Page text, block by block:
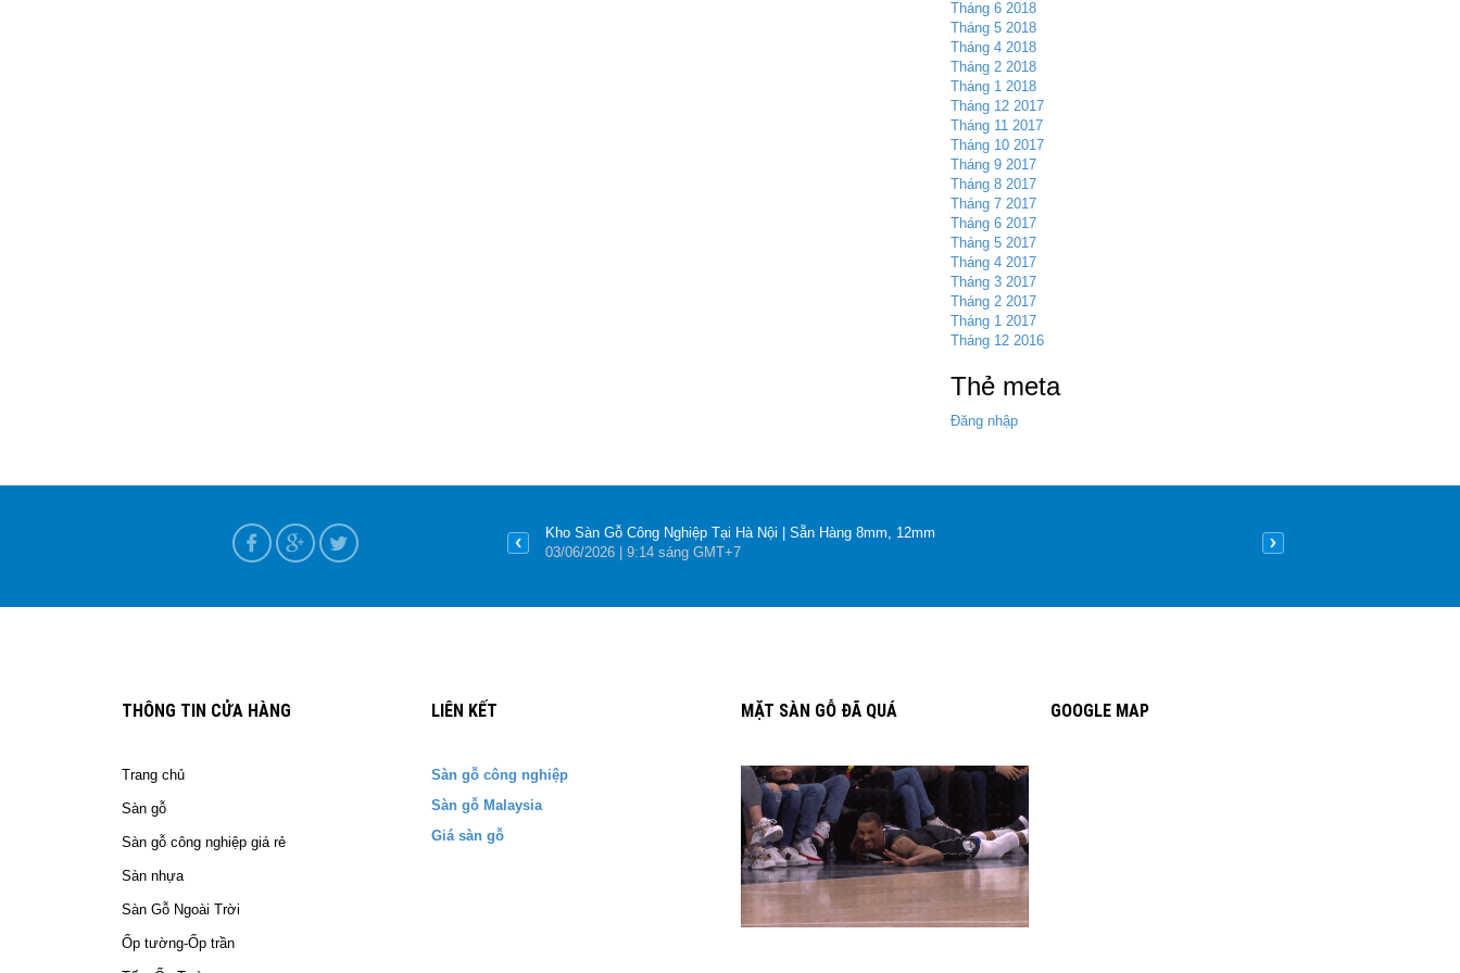
Tháng 6 2018
Tháng 5 2018
Tháng 4 2018
Tháng 2 2018
Tháng 1 2018
Tháng 12 2017
Tháng 11 2017
Tháng 10 2017
Tháng 9 2017
Tháng 8 2017
Tháng 7 2017
Tháng 6 2017
Tháng 5 2017
Tháng 4 2017
Tháng 3 2017
Tháng 2 2017
Tháng 1 2017
Tháng 12 2016
Thẻ meta
Đăng nhập
Kho Sàn Gỗ Công Nghiệp Tại Hà Nội | Sẵn Hàng 8mm, 12mm
03/06/2026 | 9:14 sáng GMT+7
Nên lát sàn gỗ hay sàn nhựa
09/05
THÔNG TIN CỬA HÀNG
Trang chủ
Sàn gỗ
Sàn gỗ công nghiệp giá rẻ
Sàn nhựa
Sàn Gỗ Ngoài Trời
Ốp tường-Ốp trần
LIÊN KẾT
Sàn gỗ công nghiệp
Sàn gỗ Malaysia
Giá sàn gỗ
MẶT SÀN GỖ ĐÃ QUÁ GOOGLE MAP